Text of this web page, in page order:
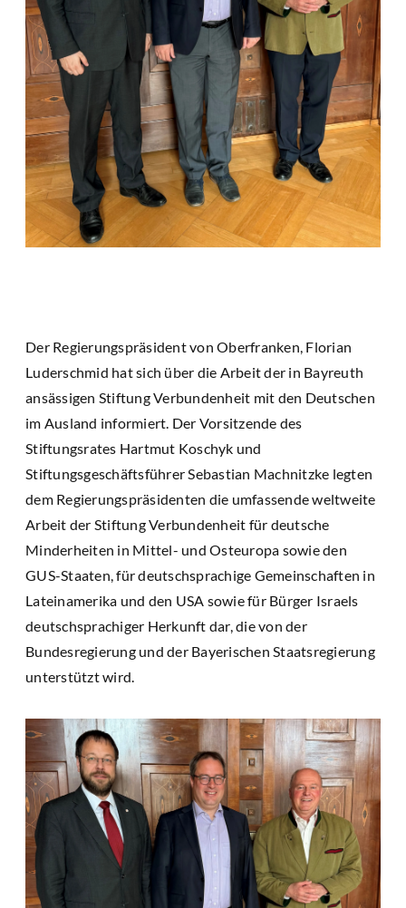
Der Regierungspräsident von Oberfranken, Florian
Luderschmid hat sich über die Arbeit der in Bayreuth
ansässigen Stiftung Verbundenheit mit den Deutschen
im Ausland informiert. Der Vorsitzende des
Stiftungsrates Hartmut Koschyk und
Stiftungsgeschäftsführer Sebastian Machnitzke legten
dem Regierungspräsidenten die umfassende weltweite
Arbeit der Stiftung Verbundenheit für deutsche
Minderheiten in Mittel- und Osteuropa sowie den
GUS-Staaten, für deutschsprachige Gemeinschaften in
Lateinamerika und den USA sowie für Bürger Israels
deutschsprachiger Herkunft dar, die von der
Bundesregierung und der Bayerischen Staatsregierung
unterstützt wird.